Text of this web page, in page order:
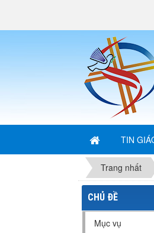
TIN
Trang nhất
CHỦ ĐỀ
Mục vụ